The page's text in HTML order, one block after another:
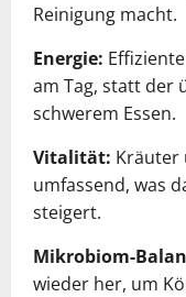
Reinigung macht.
Energie:
am Tag, statt der
schwerem Essen.
Vitalität: Kräuter
umfassend, was
steigert.
Mikrobiom-
wieder her, um